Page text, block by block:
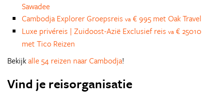
Sawadee
Cambodja Explorer Groepsreis va € 995 met Oak Travel
Luxe privéreis | Zuidoost-Azië Exclusief reis va € 25010
met Tico Reizen
Bekijkalle 54 reizen naar Cambodja!
Vind je reisorganisatie